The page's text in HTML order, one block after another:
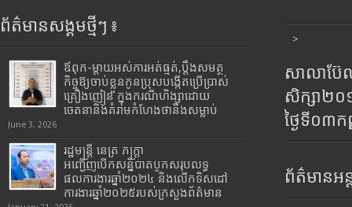
ព័ត៌មានសង្គមថ្មីៗ ៖
ឪពុក-ម្ដាយអស់ការអត់ធ្មត់,ប្ដឹងសមត្ថ
កិច្ចឱ្យចាប់ខ្លួនកូនប្រុសបង្កើតប្រើប្រាស់
គ្រឿងញៀន ក្នុងករណីហិង្សាដោយ
ចេតនានិងគំរាមកំហែងថានឹងសម្លាប់
June 3, 2026
រដ្ឋមន្រ្តី​ នេត្រ​ ភក្ត្រា​
អញ្ជើញបើកសន្និបាតបូកសរុបលទ្ធ
ផលការងារឆ្នាំ២០២៤ និងលើកទិសដៅ
ការងារឆ្នាំ២០២៥របស់​ក្រសួង​ព័ត៌មាន​
>
សាលាប៊ែ
សិក្សា២
ថ្ងៃទី០៣
ព័ត៌មានអន្